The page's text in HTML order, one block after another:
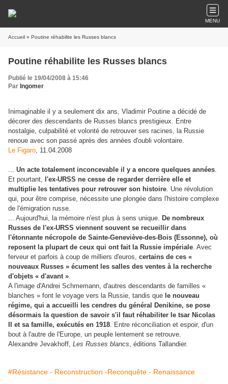
MENU
Accueil » Poutine réhabilite les Russes blancs
Poutine réhabilite les Russes blancs
Publié le 19/04/2008 à 15:46
Par Ingomer
Inimaginable il y a seulement dix ans, Vladimir Poutine a décidé de
décorer des descendants de Russes blancs prestigieux. Entre
nostalgie, culpabilité et volonté de retrouver ses racines, la Russie
renoue avec son passé après des années d'oubli volontaire.
Le Figaro, 11.04.2008
... Un acte totalement inconcevable il y a encore quelques années.
Et pourtant, l'ex-URSS ne cesse de regarder derrière elle et
multiplie les tentatives pour retrouver son histoire. Une révolution
qui, pour être comprise, nécessite une plongée dans l'histoire complexe
de l'émigration russe.
... Aujourd'hui, la mémoire n'est plus à sens unique. De nombreux
Russes de l'ex-URSS viennent souvent se recueillir dans
l'étonnante nécropole de Sainte-Geneviève-des-Bois (Essonne), où
reposent la plupart de ceux qui ont fait la Russie impériale. Avec
ferveur et parfois à coup de milliers d'euros, certains de ces «
nouveaux Russes » écument les salles des ventes à la recherche
d'objets « d'avant ».
A l'image d'Andrei Schmemann, d'autres descendants de familles «
blanches » font le voyage vers la Russie, tandis que le nouveau
régime, qui a accueilli les cendres du général Denikine, se pose
désormais la question de savoir s'il faut réhabiliter le tsar Nicolas
II et sa famille, exécutés en 1918. Entre réconciliation et espoir, d'un
bout à l'autre de l'Europe, un peuple lentement se retrouve.
Alexandre Jevakhoff, Les Russes blancs, éditions Tallandier.
#Résistance - Reconstruction -Reconquête - Renaissance